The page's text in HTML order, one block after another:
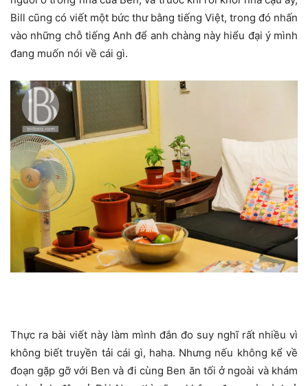
Bill cũng có viết một bức thư bằng tiếng Việt, trong đó nhấn
vào những chỗ tiếng Anh để anh chàng này hiểu đại ý mình
đang muốn nói về cái gì.
Thực ra bài viết này làm mình đắn đo suy nghĩ rất nhiều vì
không biết truyền tải cái gì, haha. Nhưng nếu không kể về
đoạn gặp gỡ với Ben và đi cùng Ben ăn tối ở ngoài và khám